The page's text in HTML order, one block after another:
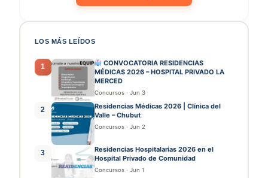
LOS MÁS LEÍDOS
1
CONVOCATORIA RESIDENCIAS
MÉDICAS 2026 – HOSPITAL PRIVADO LA
MERCED
Concursos · Jun 3
2
Residencias Médicas 2026 | Clínica del
Valle – Chubut
Concursos · Jun 2
3
Residencias Hospitalarias 2026 en el
Hospital Privado de Comunidad
Concursos · Jun 1